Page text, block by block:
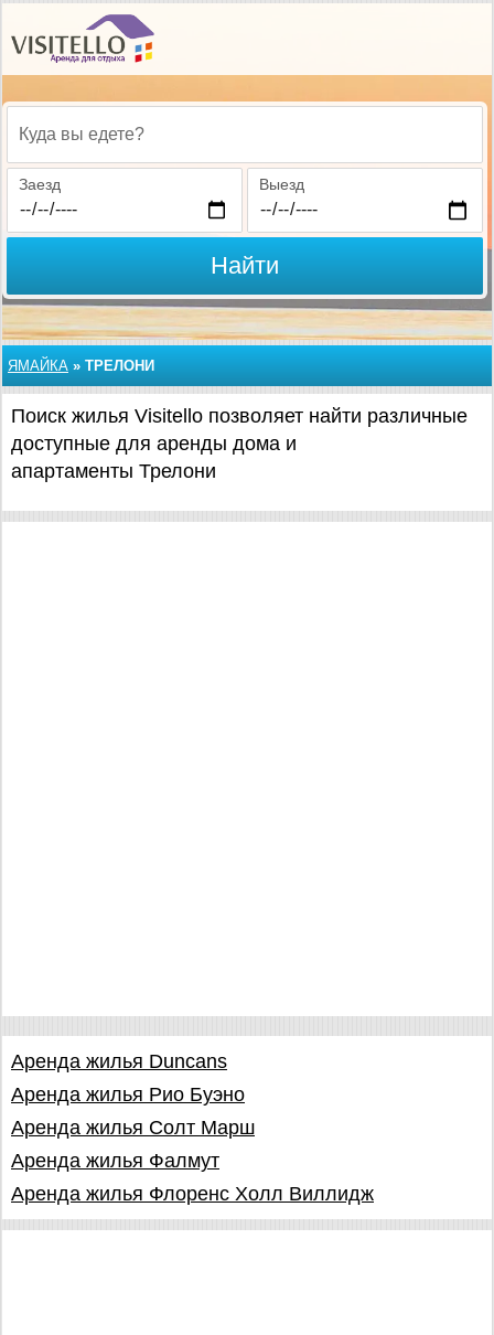
Куда вы едете?
Заезд Выезд
Найти
ЯМАЙКА » ТРЕЛОНИ
Поиск жилья Visitello позволяет найти различные
доступные для аренды дома и
апартаменты Трелони
Аренда жилья Duncans
Аренда жилья Рио Буэно
Аренда жилья Солт Марш
Аренда жилья Фалмут
Аренда жилья Флоренс Холл Виллидж